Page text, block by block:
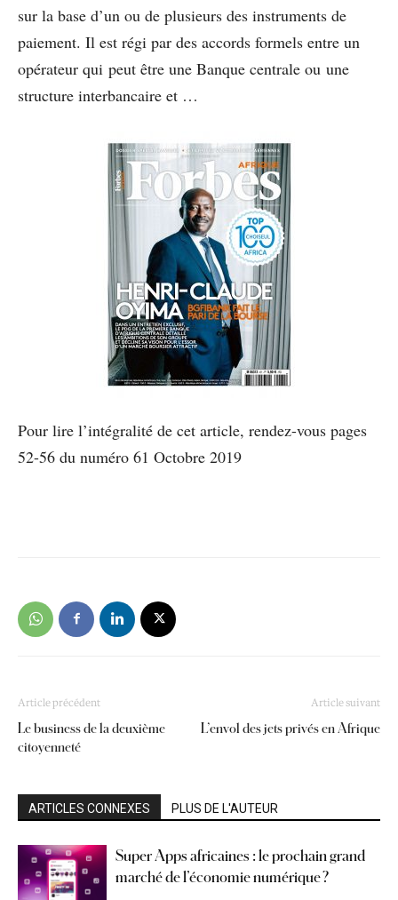
sur la base d’un ou de plusieurs des instruments de
paiement. Il est régi par des accords formels entre un
opérateur qui peut être une Banque centrale ou une
structure interbancaire et …
Pour lire l’intégralité de cet article, rendez-vous pages
52-56 du numéro 61 Octobre 2019
Article précédent
Le business de la deuxième
citoyenneté
Article suivant
L’envol des jets privés en Afrique
ARTICLES CONNEXES PLUS DE L'AUTEUR
Super Apps africaines : le prochain grand
marché de l’économie numérique ?